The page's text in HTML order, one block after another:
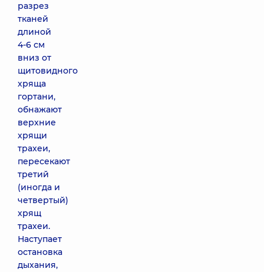
разрез
тканей
длиной
4-6 см
вниз от
щитовидного
хряща
гортани,
обнажают
верхние
хрящи
трахеи,
пересекают
третий
(иногда и
четвертый)
хрящ
трахеи.
Наступает
остановка
дыхания,